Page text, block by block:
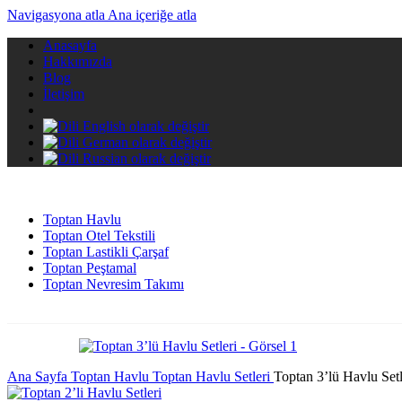
Navigasyona atla Ana içeriğe atla
Anasayfa
Hakkımızda
Blog
İletişim
Toptan Havlu
Toptan Otel Tekstili
Toptan Lastikli Çarşaf
Toptan Peştamal
Toptan Nevresim Takımı
Ana Sayfa Toptan Havlu Toptan Havlu Setleri Toptan 3’lü Havlu